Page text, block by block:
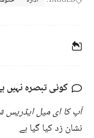
کوئی تبصرہ نہیں
آپ کا ای میل ایڈریس
نشان زد کیا گیا ہے